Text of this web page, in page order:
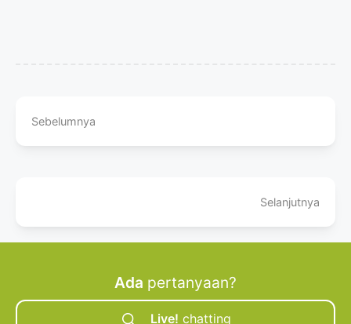
Sebelumnya
Selanjutnya
Ada pertanyaan?
Live! chatting